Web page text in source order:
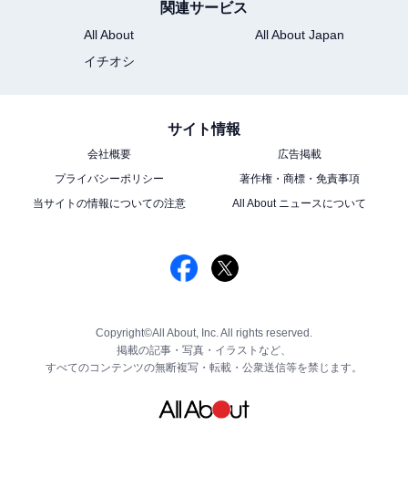
関連サービス
All About
All About Japan
イチオシ
サイト情報
会社概要
広告掲載
プライバシーポリシー
著作権・商標・免責事項
当サイトの情報についての注意
All About ニュースについて
Copyright©All About, Inc. All rights reserved.
掲載の記事・写真・イラストなど、
すべてのコンテンツの無断複写・転載・公衆送信等を禁じます。